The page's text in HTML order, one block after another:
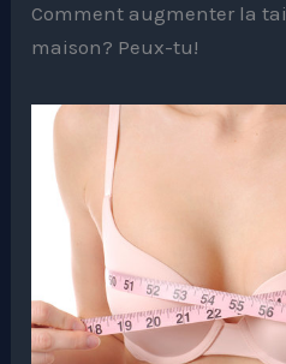
Comment augmenter la
maison? Peux-tu!